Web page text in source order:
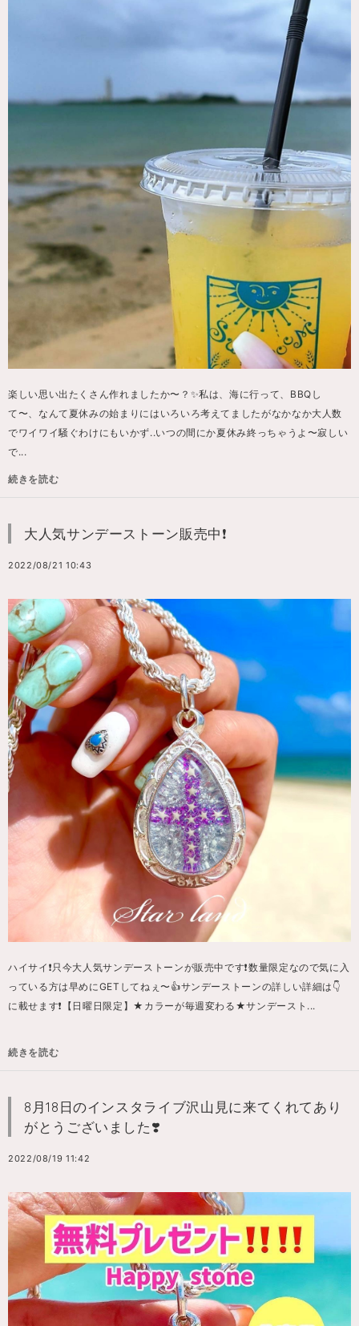
楽しい思い出たくさん作れましたか〜？✨私は、海に行って、BBQし
て〜、なんて夏休みの始まりにはいろいろ考えてましたがなかなか大人数
でワイワイ騒ぐわけにもいかず..いつの間にか夏休み終っちゃうよ〜寂しい
で...
続きを読む
大人気サンデーストーン販売中❗️
2022/08/21 10:43
ハイサイ❗️只今大人気サンデーストーンが販売中です❗️数量限定なので気に入
っている方は早めにGETしてねぇ〜👍サンデーストーンの詳しい詳細は👇
に載せます❗️【日曜日限定】★カラーが毎週変わる★サンデースト...
続きを読む
8月18日のインスタライブ沢山見に来てくれてあり
がとうございました❣️
2022/08/19 11:42